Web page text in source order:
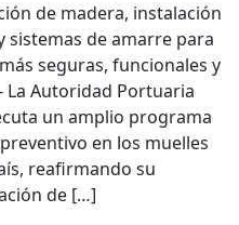
de madera, instalación
sistemas de amarre para
seguras, funcionales y
La Autoridad Portuaria
un amplio programa
en los muelles
reafirmando su
de […]